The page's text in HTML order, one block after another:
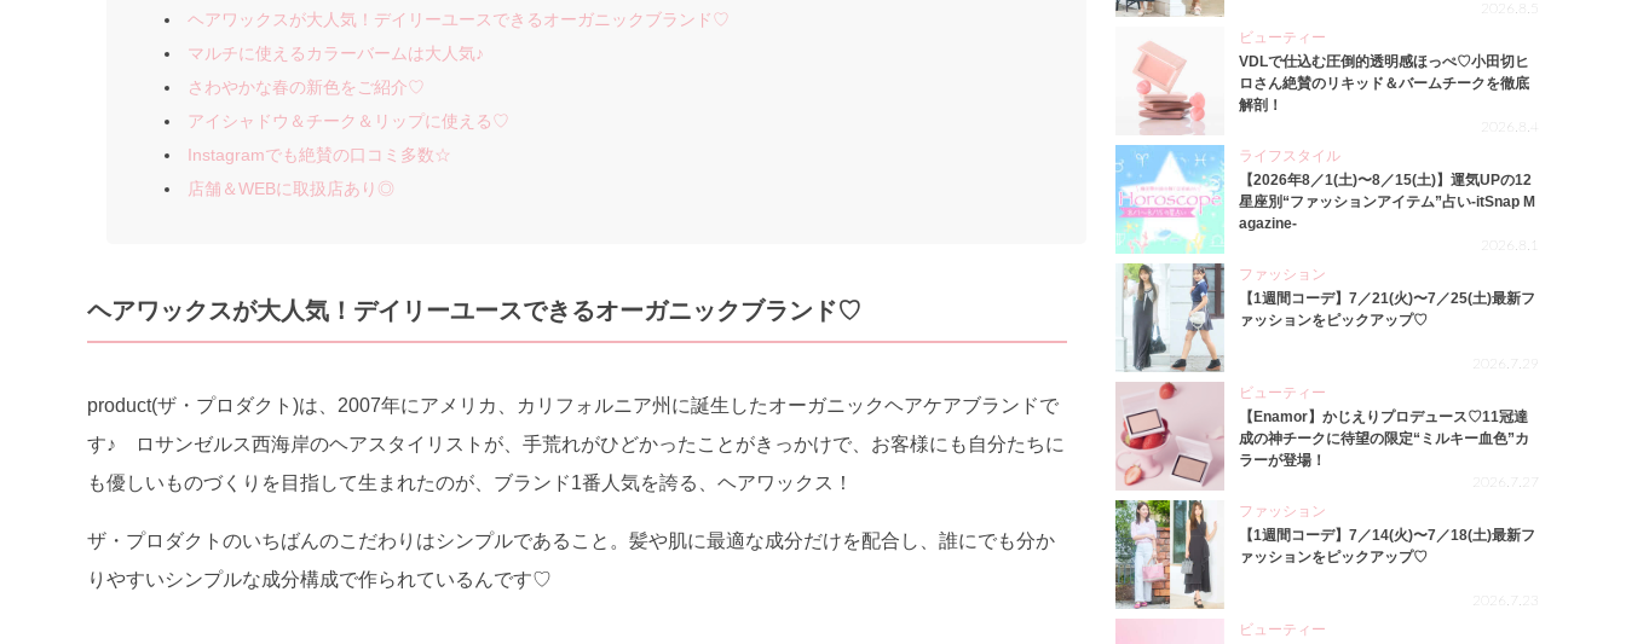
ヘアワックスが大人気！デイリーユースできるオーガニックブランド♡
マルチに使えるカラーバームは大人気♪
さわやかな春の新色をご紹介♡
アイシャドウ＆チーク＆リップに使える♡
Instagramでも絶賛の口コミ多数☆
店舗＆WEBに取扱店あり◎
ヘアワックスが大人気！デイリーユースできるオーガニックブランド♡
product(ザ・プロダクト)は、2007年にアメリカ、カリフォルニア州に誕生したオーガニックヘアケアブランドで
す♪ ロサンゼルス西海岸のヘアスタイリストが、手荒れがひどかったことがきっかけで、お客様にも自分たちに
も優しいものづくりを目指して生まれたのが、ブランド1番人気を誇る、ヘアワックス！
ザ・プロダクトのいちばんのこだわりはシンプルであること。髪や肌に最適な成分だけを配合し、誰にでも分か
りやすいシンプルな成分構成で作られているんです♡
2026.8.5
ビューティー
VDLで仕込む圧倒的透明感ほっぺ♡小田切ヒ
ロさん絶賛のリキッド＆バームチークを徹底
解剖！
2026.8.4
ライフスタイル
【2026年8／1(土)〜8／15(土)】運気UPの12
星座別“ファッションアイテム”占い-itSnap M
agazine-
2026.8.1
ファッション
【1週間コーデ】7／21(火)〜7／25(土)最新フ
ァッションをピックアップ♡
2026.7.29
ビューティー
【Enamor】かじえりプロデュース♡11冠達
成の神チークに待望の限定“ミルキー血色”カ
ラーが登場！
2026.7.27
ファッション
【1週間コーデ】7／14(火)〜7／18(土)最新フ
ァッションをピックアップ♡
2026.7.23
ビューティー